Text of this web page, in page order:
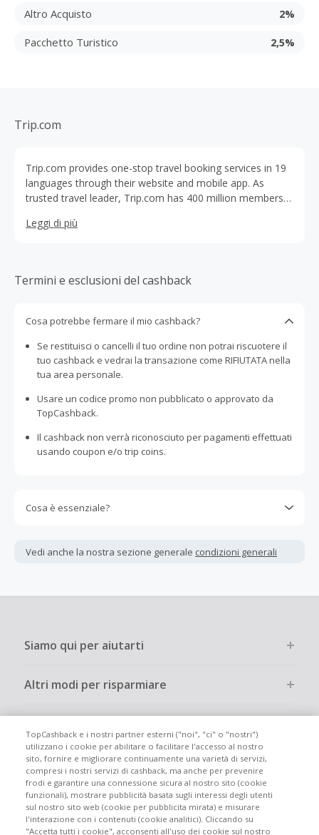
Altro Acquisto 2%
Pacchetto Turistico 2,5%
Trip.com
Trip.com provides one-stop travel booking services in 19
languages through their website and mobile app. As
trusted travel leader, Trip.com has 400 million members
hotels, trains, tours and tickets
Leggi di più
Termini e esclusioni del cashback
Cosa potrebbe fermare il mio cashback?
Se restituisci o cancelli il tuo ordine non potrai riscuotere il
tuo cashback e vedrai la transazione come RIFIUTATA nella
tua area personale.
Usare un codice promo non pubblicato o approvato da
TopCashback.
Il cashback non verrà riconosciuto per pagamenti effettuati
usando coupon e/o trip coins.
Cosa è essenziale?
interamente online.
dall'acquisto. Pertanto, se noti che il tuo cashback è
Vedi anche la nostra sezione generale condizioni generali
Siamo qui per aiutarti
Altri modi per risparmiare
Partecipa
Info legali
TopCashback e i nostri partner esterni ("noi", "ci" o "nostri")
utilizzano i cookie per abilitare o facilitare l'accesso al nostro
sito, fornire e migliorare continuamente una varietà di servizi,
compresi i nostri servizi di cashback, ma anche per prevenire
frodi e garantire una connessione sicura al nostro sito (cookie
funzionali), mostrare pubblicità basata sugli interessi degli utenti
sul nostro sito web (cookie per pubblicita mirata) e misurare
l'interazione con i contenuti (cookie analitici). Cliccando su
"Accetta tutti i cookie", acconsenti all'uso dei cookie sul nostro